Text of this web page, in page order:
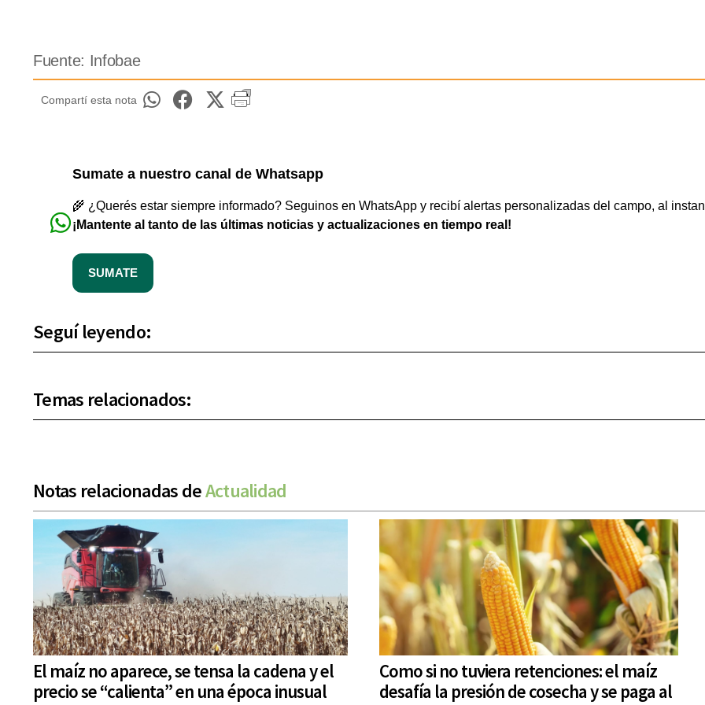
Fuente: Infobae
Compartí esta nota
Sumate a nuestro canal de Whatsapp
🌾 ¿Querés estar siempre informado? Seguinos en WhatsApp y recibí alertas personalizadas del campo, al
¡Mantente al tanto de las últimas noticias y actualizaciones en tiempo real!
SUMATE
Seguí leyendo:
Temas relacionados:
Notas relacionadas deActualidad
El maíz no aparece, se tensa la cadena y el
precio se “calienta” en una época inusual
Como si no tuviera retenciones: el maíz
desafía la presión de cosecha y se paga al